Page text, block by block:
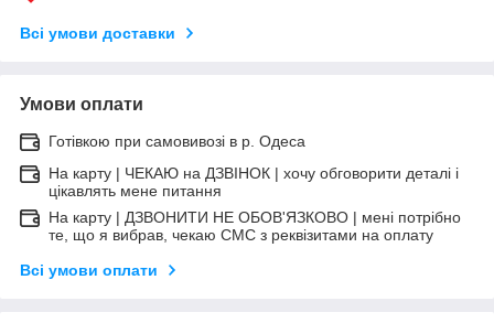
Всі умови доставки
Умови оплати
Готівкою при самовивозі в р. Одеса
На карту | ЧЕКАЮ на ДЗВІНОК | хочу обговорити деталі і
цікавлять мене питання
На карту | ДЗВОНИТИ НЕ ОБОВ'ЯЗКОВО | мені потрібно
те, що я вибрав, чекаю СМС з реквізитами на оплату
Всі умови оплати